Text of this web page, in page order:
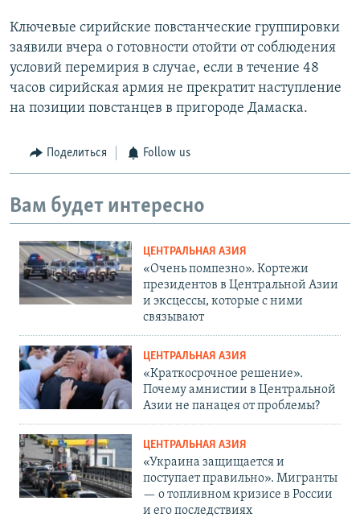
Ключевые сирийские повстанческие группировки
заявили вчера о готовности отойти от соблюдения
условий перемирия в случае, если в течение 48
часов сирийская армия не прекратит наступление
на позиции повстанцев в пригороде Дамаска.
Поделиться Follow us
Вам будет интересно
ЦЕНТРАЛЬНАЯ АЗИЯ
«Очень помпезно». Кортежи
президентов в Центральной Азии
и эксцессы, которые с ними
связывают
ЦЕНТРАЛЬНАЯ АЗИЯ
«Краткосрочное решение».
Почему амнистии в Центральной
Азии не панацея от проблемы?
ЦЕНТРАЛЬНАЯ АЗИЯ
«Украина защищается и
поступает правильно». Мигранты
— о топливном кризисе в России
и его последствиях